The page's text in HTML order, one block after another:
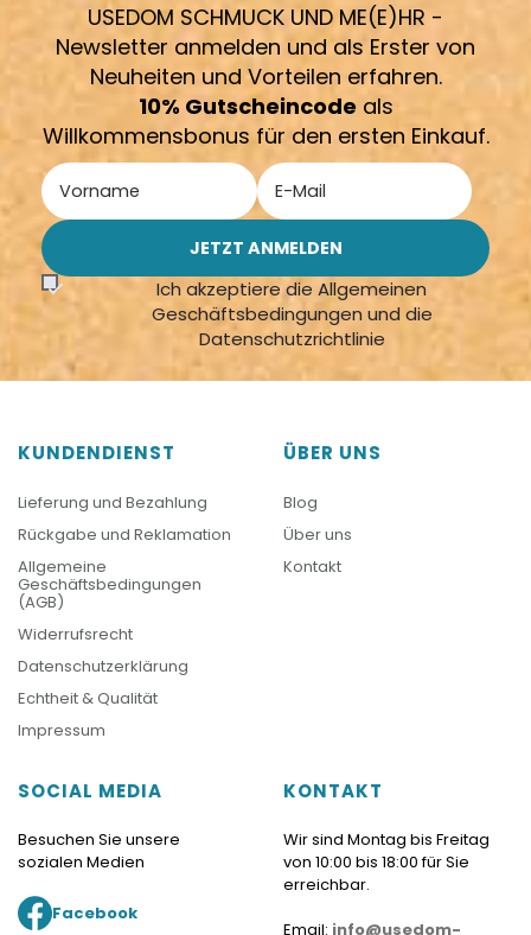
USEDOM SCHMUCK UND ME(E)HR -
Newsletter anmelden und als Erster von
Neuheiten und Vorteilen erfahren.
10% Gutscheincode als
Willkommensbonus für den ersten Einkauf.
Ich akzeptiere die Allgemeinen
Geschäftsbedingungen und die
Datenschutzrichtlinie
KUNDENDIENST
Lieferung und Bezahlung
Rückgabe und Reklamation
Allgemeine
Geschäftsbedingungen
(AGB)
Widerrufsrecht
Datenschutzerklärung
Echtheit & Qualität
Impressum
ÜBER UNS
Blog
Über uns
Kontakt
SOCIAL MEDIA
Besuchen Sie unsere
sozialen Medien
Facebook
KONTAKT
Wir sind Montag bis Freitag
von 10:00 bis 18:00 für Sie
erreichbar.
Email: info@usedom-